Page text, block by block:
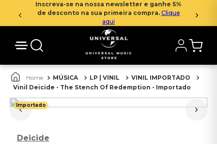
Inscreva-se na nossa newsletter e ganhe 5%
de desconto na sua primeira compra. Clique
aqui
MÚSICA LP | VINIL
VINIL IMPORTADO
Vinil Deicide - The Stench Of Redemption - Importado
Importado
Deicide